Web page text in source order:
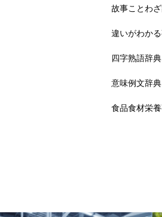
故事ことわ
違いがわか
四字熟語辞典
意味例文辞典
食品食材栄